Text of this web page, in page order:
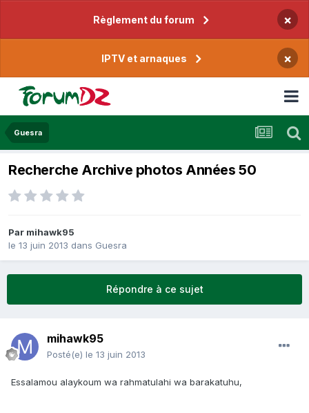
Règlement du forum ×
IPTV et arnaques ×
Guesra
Recherche Archive photos Années 50
Par mihawk95
le 13 juin 2013 dans Guesra
Répondre à ce sujet
mihawk95
Posté(e) le 13 juin 2013
Essalamou alaykoum wa rahmatulahi wa barakatuhu,